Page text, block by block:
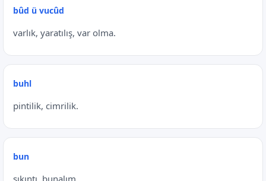
bûd ü vucûd
varlık, yaratılış, var olma.
buhl
pintilik, cimrilik.
bun
sıkıntı, bunalım